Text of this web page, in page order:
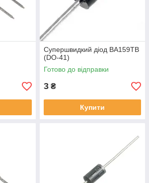
Супершвидкий діод BA159TB
(DO-41)
Готово до відправки
3 ₴
Купити